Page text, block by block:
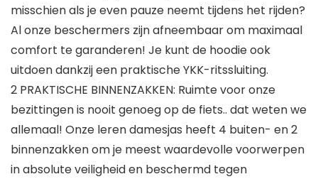
misschien als je even pauze neemt tijdens het rijden?
Al onze beschermers zijn afneembaar om maximaal
comfort te garanderen! Je kunt de hoodie ook
uitdoen dankzij een praktische YKK-ritssluiting.
2 PRAKTISCHE BINNENZAKKEN: Ruimte voor onze
bezittingen is nooit genoeg op de fiets.. dat weten we
allemaal! Onze leren damesjas heeft 4 buiten- en 2
binnenzakken om je meest waardevolle voorwerpen
in absolute veiligheid en beschermd tegen